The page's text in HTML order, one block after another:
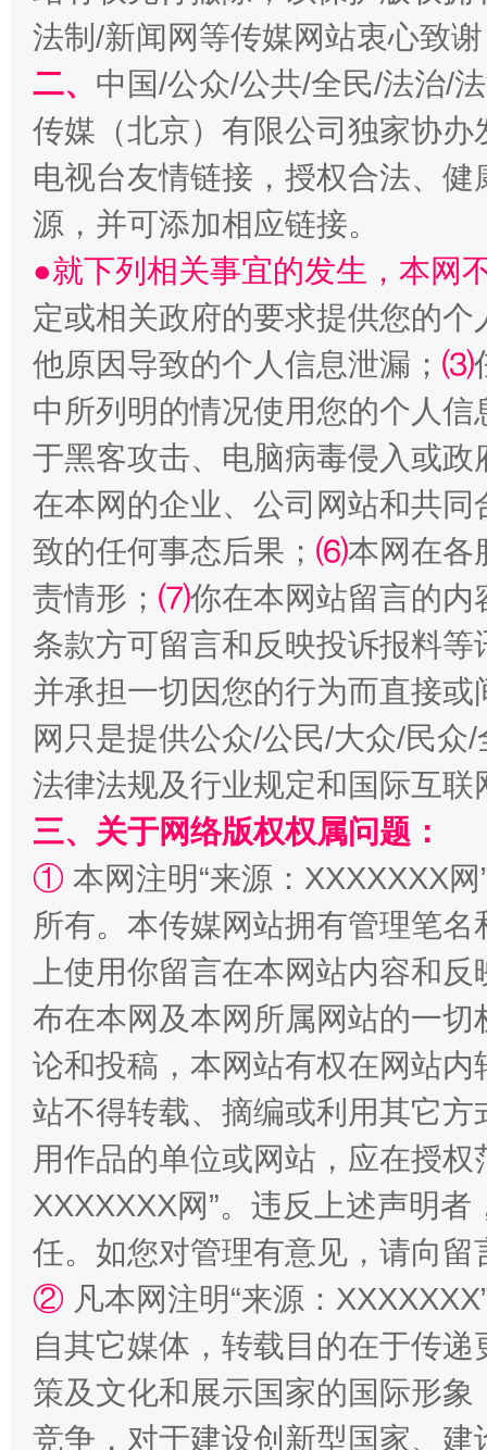
巳巳如意，开工大吉！ 三轮上
法制/新闻网等传媒网站衷心致
二、 中国/公众/公共/全民/法治/
传媒（北京）有限公司独家协
电视台友情链接，授权合法、
源，并可添加相应链接。
●就下列相关事宜的发生，本网
定或相关政府的要求提供您的个
他原因导致的个人信息泄漏； ⑶
中所列明的情况使用您的个人
于黑客攻击、电脑病毒侵入或
在本网的企业、公司网站和共
致的任何事态后果； ⑹本网在各
责情形； ⑺你在本网站留言的内
条款方可留言和反映投诉报料
并承担一切因您的行为而直接
网只是提供公众/公民/大众/民
法律法规及行业规定和国际互
三、关于网络版权权属问题：
① 本网注明“来源：XXXXXXX
所有。本传媒网站拥有管理笔
上使用你留言在本网站内容和
布在本网及本网所属网站的一
论和投稿，本网站有权在网站
站不得转载、摘编或利用其它
用作品的单位或网站，应在授
XXXXXXX网”。违反上述声明
任。如您对管理有意见，请向
② 凡本网注明“来源：
自其它媒体，转载目的在于传
策及文化和展示国家的国际形
竞争，对于建设创新型国家、